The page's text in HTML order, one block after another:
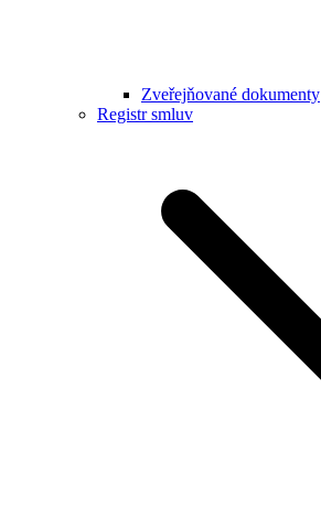
Zveřejňované dokumenty
Registr smluv